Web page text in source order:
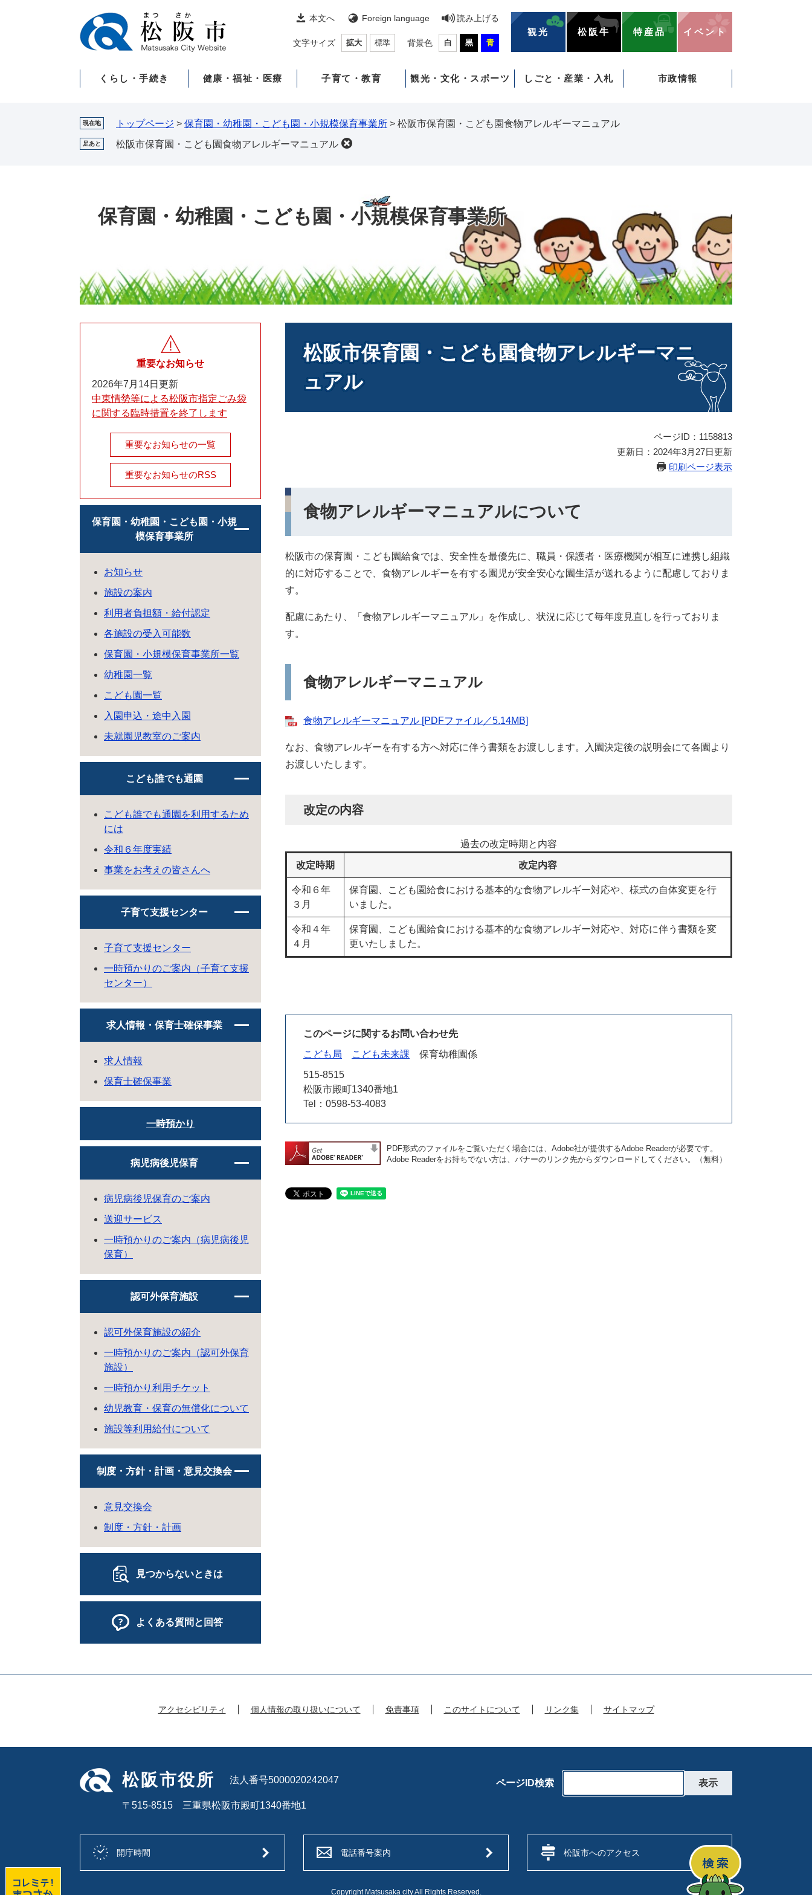
本文へ Foreign language 読み上げる
文字サイズ 拡大 標準 背景色 白 黒 青
観光 松阪牛 特産品 イベント
くらし・手続き 健康・福祉・医療 子育て・教育 観光・文化・スポーツ しごと・産業・入札 市政情報
現在地 トップページ > 保育園・幼稚園・こども園・小規模保育事業所 > 松阪市保育園・こども園食物アレルギーマニュアル
足あと 松阪市保育園・こども園食物アレルギーマニュアル
保育園・幼稚園・こども園・小規模保育事業所
松阪市保育園・こども園食物アレルギーマニ
ュアル
ページID：1158813
更新日：2024年3月27日更新
印刷ページ表示
食物アレルギーマニュアルについて
松阪市の保育園・こども園給食では、安全性を最優先に、職員・保護者・医療機関が相互に連携し組織
的に対応することで、食物アレルギーを有する園児が安全安心な園生活が送れるように配慮しておりま
す。
配慮にあたり、「食物アレルギーマニュアル」を作成し、状況に応じて毎年度見直しを行っておりま
す。
食物アレルギーマニュアル
食物アレルギーマニュアル [PDFファイル／5.14MB]
なお、食物アレルギーを有する方へ対応に伴う書類をお渡しします。入園決定後の説明会にて各園より
お渡しいたします。
改定の内容
過去の改定時期と内容
改定時期 改定内容
令和６年
３月
保育園、こども園給食における基本的な食物アレルギー対応や、様式の自体変更を行
いました。
令和４年
４月
保育園、こども園給食における基本的な食物アレルギー対応や、対応に伴う書類を変
更いたしました。
このページに関するお問い合わせ先
こども局
こども未来課
保育幼稚園係
515-8515
松阪市殿町1340番地1
Tel：0598-53-4083
PDF形式のファイルをご覧いただく場合には、Adobe社が提供するAdobe Readerが必要です。
Adobe Readerをお持ちでない方は、バナーのリンク先からダウンロードしてください。（無料）
重要なお知らせ
2026年7月14日更新
中東情勢等による松阪市指定ごみ袋
に関する臨時措置を終了します
重要なお知らせの一覧
重要なお知らせのRSS
保育園・幼稚園・こども園・小規
模保育事業所
お知らせ
施設の案内
利用者負担額・給付認定
各施設の受入可能数
保育園・小規模保育事業所一覧
幼稚園一覧
こども園一覧
入園申込・途中入園
未就園児教室のご案内
こども誰でも通園
こども誰でも通園を利用するため
には
令和６年度実績
事業をお考えの皆さんへ
子育て支援センター
子育て支援センター
一時預かりのご案内（子育て支援
センター）
求人情報・保育士確保事業
求人情報
保育士確保事業
一時預かり
病児病後児保育
病児病後児保育のご案内
送迎サービス
一時預かりのご案内（病児病後児
保育）
認可外保育施設
認可外保育施設の紹介
一時預かりのご案内（認可外保育
施設）
一時預かり利用チケット
幼児教育・保育の無償化について
施設等利用給付について
制度・方針・計画・意見交換会
意見交換会
制度・方針・計画
見つからないときは
よくある質問と回答
アクセシビリティ 個人情報の取り扱いについて 免責事項 このサイトについて リンク集 サイトマップ
松阪市役所 法人番号5000020242047
〒515-8515 三重県松阪市殿町1340番地1
ページID検索
開庁時間 電話番号案内 松阪市へのアクセス
Copyright Matsusaka city All Rights Reserved.